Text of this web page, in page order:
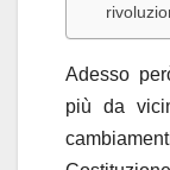
Adesso
più da